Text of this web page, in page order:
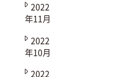
2022
年11月
2022
年10月
2022